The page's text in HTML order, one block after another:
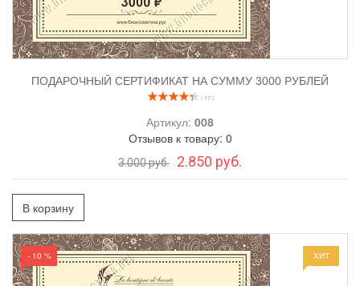
ПОДАРОЧНЫЙ СЕРТИФИКАТ НА СУММУ 3000 РУБЛЕЙ
( 17 )
Артикул: 008
Отзывов к товару: 0
3.000 руб. 2.850 руб.
В корзину
ХИТ
- 10 %